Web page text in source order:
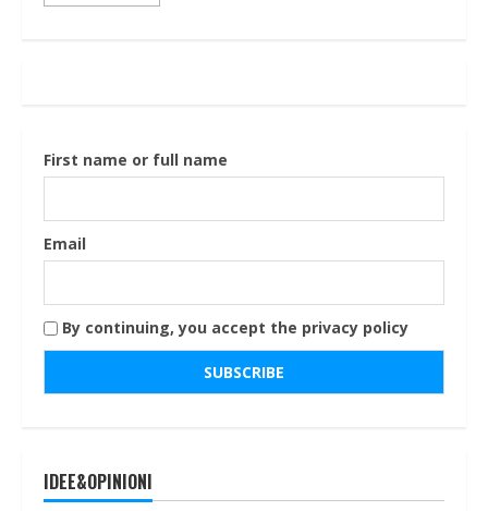
First name or full name
Email
By continuing, you accept the privacy policy
IDEE&OPINIONI